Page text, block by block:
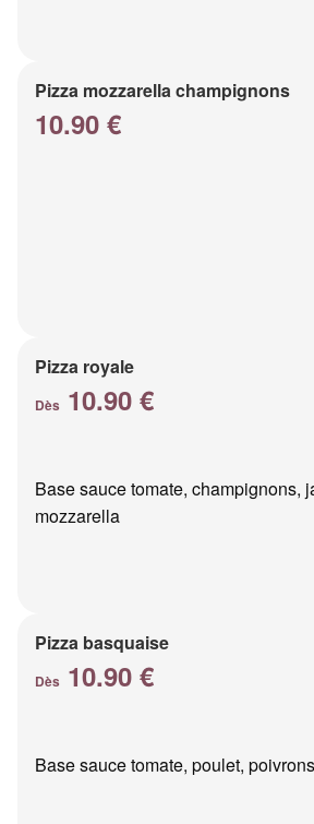
Pizza mozzarella champignons
10.90 €
Pizza royale
Dès 10.90 €
Base sauce tomate, champignons,
mozzarella
Pizza basquaise
Dès 10.90 €
Base sauce tomate, poulet,